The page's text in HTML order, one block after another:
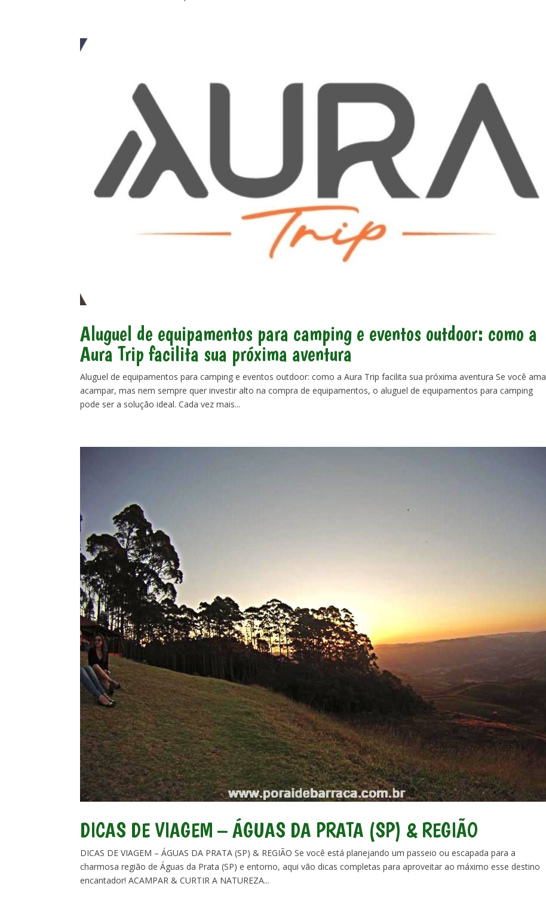
Aluguel de equipamentos para camping e eventos outdoor: como a
Aura Trip facilita sua próxima aventura
Aluguel de equipamentos para camping e eventos outdoor: como a Aura Trip facilita sua próxima aventura Se você ama
acampar, mas nem sempre quer investir alto na compra de equipamentos, o aluguel de equipamentos para camping
pode ser a solução ideal. Cada vez mais...
DICAS DE VIAGEM – ÁGUAS DA PRATA (SP) & REGIÃO
DICAS DE VIAGEM – ÁGUAS DA PRATA (SP) & REGIÃO Se você está planejando um passeio ou escapada para a
charmosa região de Águas da Prata (SP) e entorno, aqui vão dicas completas para aproveitar ao máximo esse destino
encantador! ACAMPAR & CURTIR A NATUREZA...